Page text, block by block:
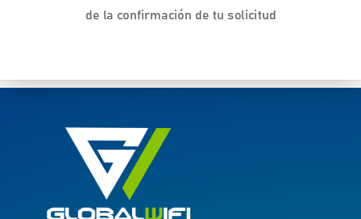
de la confirmación de tu solicitud